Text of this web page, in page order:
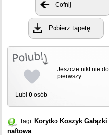
Cofnij
Pobierz tapetę
Lubi 0 osób
Jeszcze nikt nie
pierwszy
Tagi: Korytko Koszyk Gałązki
naftowa